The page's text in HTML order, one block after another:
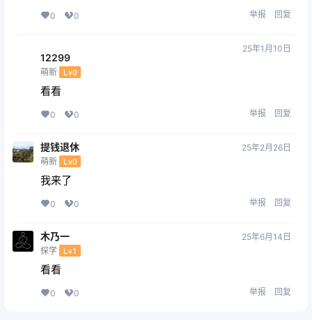
0 0 举报 回复
12299
萌新 Lv0
25年1月10日
看看
0 0 举报 回复
提钱退休
萌新 Lv0
25年2月26日
我来了
0 0 举报 回复
木乃一
探学 Lv1
25年6月14日
看看
0 0 举报 回复